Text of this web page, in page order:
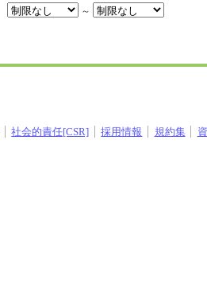
～
社会的責任[CSR] 採用情報 規約集